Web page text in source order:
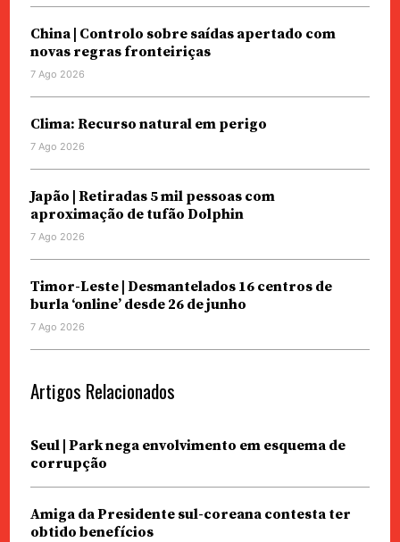
China | Controlo sobre saídas apertado com
novas regras fronteiriças
7 Ago 2026
Clima: Recurso natural em perigo
7 Ago 2026
Japão | Retiradas 5 mil pessoas com
aproximação de tufão Dolphin
7 Ago 2026
Timor-Leste | Desmantelados 16 centros de
burla ‘online’ desde 26 de junho
7 Ago 2026
Artigos Relacionados
Seul | Park nega envolvimento em esquema de
corrupção
Amiga da Presidente sul-coreana contesta ter
obtido benefícios